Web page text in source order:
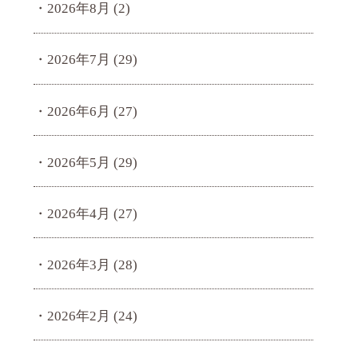
2026年8月 (2)
2026年7月 (29)
2026年6月 (27)
2026年5月 (29)
2026年4月 (27)
2026年3月 (28)
2026年2月 (24)